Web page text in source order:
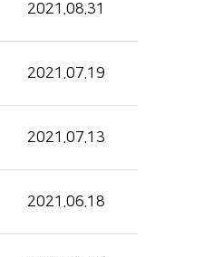
2021.08.31
2021.07.19
2021.07.13
2021.06.18